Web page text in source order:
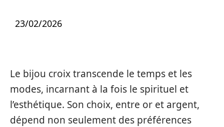
23/02/2026
Le bijou croix transcende le temps et les
modes, incarnant à la fois le spirituel et
l’esthétique. Son choix, entre or et argent,
dépend non seulement des préférences